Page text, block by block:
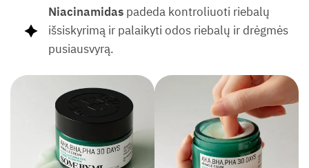
Niacinamidas padeda kontroliuoti riebalų
išsiskyrimą ir palaikyti odos riebalų ir drėgmės
pusiausvyrą.